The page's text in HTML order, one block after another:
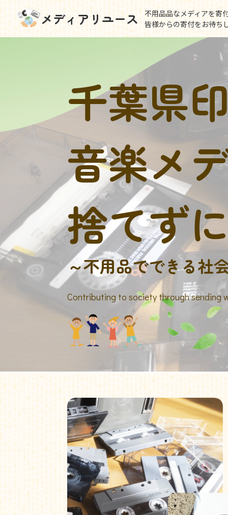
メディアリユース
不用品品なメディアを寄
皆様からの寄付をお待ち
千葉県
音楽メ
捨てず
～不用品でできる社
Contributing to society through sending